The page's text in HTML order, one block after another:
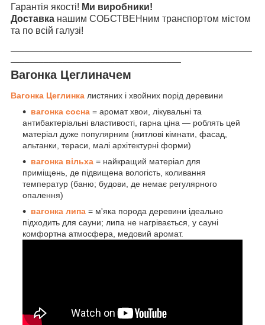
Гарантія якості! Ми виробники!
Доставка нашим СОБСТВЕНним транспортом містом
та по всій галузі!
Вагонка Цеглиначем
Вагонка Цеглинка листяних і хвойних порід деревини
вагонка сосна = аромат хвои, лікувальні та
антибактеріальні властивості, гарна ціна — роблять цей
матеріал дуже популярним (житлові кімнати, фасад,
альтанки, тераси, малі архітектурні форми)
вагонка вільха = найкращий матеріал для
приміщень, де підвищена вологість, коливання
температур (баню; будови, де немає регулярного
опалення)
вагонка липа = м'яка порода деревини ідеально
підходить для сауни; липа не нагрівається, у сауні
комфортна атмосфера, медовий аромат.